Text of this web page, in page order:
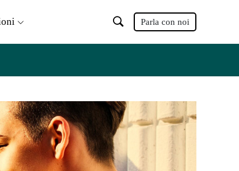
Parla con noi